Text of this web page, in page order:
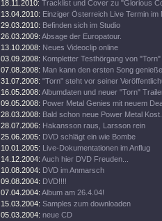
18.11.2010: Tracklist und Cover zu "Glorious
13.04.2010: Einziger Österreich Live Termin im
29.03.2010: Befinden sich im Studio
26.03.2009: Absage der Europatour.
13.10.2008: Neues Videoclip online
03.09.2008: Kompletter Testhörgang von
07.08.2008: Man kann den ersten Song
31.07.2008: "Torn" steht vor seiner
16.05.2008: Albumdaten und neuer "Torn"
09.05.2008: Power Metal Genies mit neuem
28.03.2008: Bald schon neue Power Metal
28.07.2006: Hakansson raus, Larsson rein
25.06.2005: DVD schlägt ein wie Bombe
10.01.2005: Live-Dokumentationen im Anflug
14.12.2004: Auch hier DVD Freuden...
10.08.2004: DVD im Anmarsch
09.08.2004: DVD!!!!
07.04.2004: Album am 26.4.04!
15.03.2004: Samples zum downloaden
05.03.2004: neue CD